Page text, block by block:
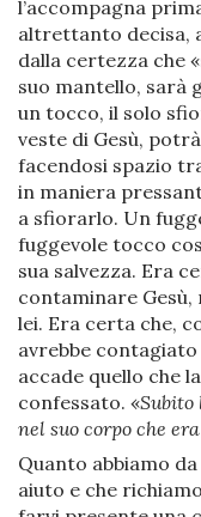
l’accompagna
altrettanto decisa,
dalla certezza che
suo mantello, sarà
un tocco, il solo
veste di Gesù,
facendosi spazio
in maniera
a sfiorarlo. Un
fuggevole tocco
sua salvezza. Era
contaminare Gesù,
lei. Era certa che,
avrebbe
accade quello che
confessato. «Subito
nel suo corpo che
Quanto abbiamo
aiuto e che